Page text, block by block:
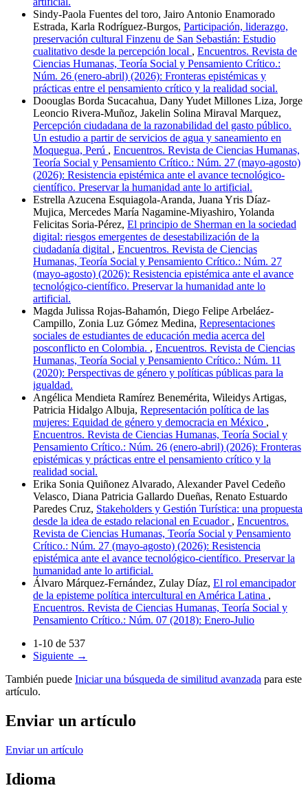
Sindy-Paola Fuentes del toro, Jairo Antonio Enamorado
Estrada, Karla Rodríguez-Burgos, Participación, liderazgo,
preservación cultural Finzenu de San Sebastián: Estudio
cualitativo desde la percepción local , Encuentros. Revista de
Ciencias Humanas, Teoría Social y Pensamiento Crítico.:
Núm. 26 (enero-abril) (2026): Fronteras epistémicas y
prácticas entre el pensamiento crítico y la realidad social.
Doouglas Borda Sucacahua, Dany Yudet Millones Liza, Jorge
Leoncio Rivera-Muñoz, Jakelin Solina Miraval Marquez,
Percepción ciudadana de la razonabilidad del gasto público.
Un estudio a partir de servicios de agua y saneamiento en
Moquegua, Perú , Encuentros. Revista de Ciencias Humanas,
Teoría Social y Pensamiento Crítico.: Núm. 27 (mayo-agosto)
(2026): Resistencia epistémica ante el avance tecnológico-
científico. Preservar la humanidad ante lo artificial.
Estrella Azucena Esquiagola-Aranda, Juana Yris Díaz-
Mujica, Mercedes María Nagamine-Miyashiro, Yolanda
Felicitas Soria-Pérez, El principio de Sherman en la sociedad
digital: riesgos emergentes de desestabilización de la
ciudadanía digital , Encuentros. Revista de Ciencias
Humanas, Teoría Social y Pensamiento Crítico.: Núm. 27
(mayo-agosto) (2026): Resistencia epistémica ante el avance
tecnológico-científico. Preservar la humanidad ante lo
artificial.
Magda Julissa Rojas-Bahamón, Diego Felipe Arbeláez-
Campillo, Zonia Luz Gómez Medina, Representaciones
sociales de estudiantes de educación media acerca del
posconflicto en Colombia. , Encuentros. Revista de Ciencias
Humanas, Teoría Social y Pensamiento Crítico.: Núm. 11
(2020): Perspectivas de género y políticas públicas para la
igualdad.
Angélica Mendieta Ramírez Benemérita, Wileidys Artigas,
Patricia Hidalgo Albuja, Representación política de las
mujeres: Equidad de género y democracia en México ,
Encuentros. Revista de Ciencias Humanas, Teoría Social y
Pensamiento Crítico.: Núm. 26 (enero-abril) (2026): Fronteras
epistémicas y prácticas entre el pensamiento crítico y la
realidad social.
Erika Sonia Quiñonez Alvarado, Alexander Pavel Cedeño
Velasco, Diana Patricia Gallardo Dueñas, Renato Estuardo
Paredes Cruz, Stakeholders y Gestión Turística: una propuesta
desde la idea de estado relacional en Ecuador , Encuentros.
Revista de Ciencias Humanas, Teoría Social y Pensamiento
Crítico.: Núm. 27 (mayo-agosto) (2026): Resistencia
epistémica ante el avance tecnológico-científico. Preservar la
humanidad ante lo artificial.
Álvaro Márquez-Fernández, Zulay Díaz, El rol emancipador
de la episteme política intercultural en América Latina ,
Encuentros. Revista de Ciencias Humanas, Teoría Social y
Pensamiento Crítico.: Núm. 07 (2018): Enero-Julio
1-10 de 537
Siguiente →
También puede Iniciar una búsqueda de similitud avanzada para este
artículo.
Enviar un artículo
Enviar un artículo
Idioma